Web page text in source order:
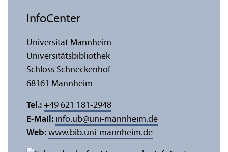
InfoCenter
Universität Mannheim
Universitäts­bibliothek
Schloss Schneckenhof
68161 Mannheim
Tel.: +49 621 181-2948
E-Mail: info.ub@uni-mannheim.de
Web: www.bib.uni-mannheim.de